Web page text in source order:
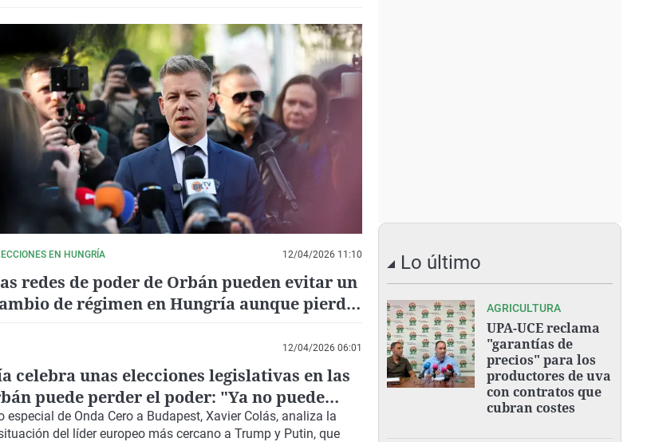
EN HUNGRÍA 12/04/2026 11:10
redes de poder de Orbán pueden evitar un
de régimen en Hungría aunque pierda
12/04/2026 06:01
celebra unas elecciones legislativas en las
puede perder el poder: "Ya no puede
prosperidad; solo protección"
especial de Onda Cero a Budapest, Xavier Colás, analiza la
del líder europeo más cercano a Trump y Putin, que
Lo último
AGRICULTURA
UPA-UCE reclama
"garantías de
precios" para los
productores de uva
con contratos que
cubran costes